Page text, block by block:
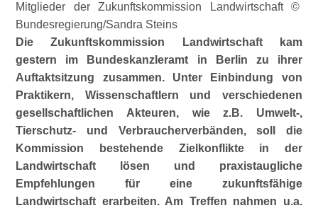
Mitglieder der Zukunftskommission Landwirtschaft ©
Bundesregierung/Sandra Steins
Die Zukunftskommission Landwirtschaft kam
gestern im Bundeskanzleramt in Berlin zu ihrer
Auftaktsitzung zusammen. Unter Einbindung von
Praktikern, Wissenschaftlern und verschiedenen
gesellschaftlichen Akteuren, wie z.B. Umwelt-,
Tierschutz- und Verbraucherverbänden, soll die
Kommission bestehende Zielkonflikte in der
Landwirtschaft lösen und praxistaugliche
Empfehlungen für eine zukunftsfähige
Landwirtschaft erarbeiten. Am Treffen nahmen u.a.